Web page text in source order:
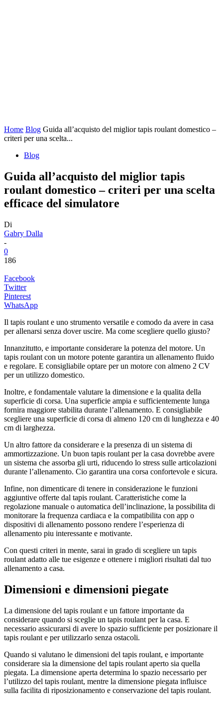
Home Blog Guida all’acquisto del miglior tapis roulant domestico –
criteri per una scelta...
Blog
Guida all’acquisto del miglior tapis
roulant domestico – criteri per una scelta
efficace del simulatore
Di
Gabry Dalla
-
0
186
Facebook
Twitter
Pinterest
WhatsApp
Il tapis roulant e uno strumento versatile e comodo da avere in casa
per allenarsi senza dover uscire. Ma come scegliere quello giusto?
Innanzitutto, e importante considerare la potenza del motore. Un
tapis roulant con un motore potente garantira un allenamento fluido
e regolare. E consigliabile optare per un motore con almeno 2 CV
per un utilizzo domestico.
Inoltre, e fondamentale valutare la dimensione e la qualita della
superficie di corsa. Una superficie ampia e sufficientemente lunga
fornira maggiore stabilita durante l’allenamento. E consigliabile
scegliere una superficie di corsa di almeno 120 cm di lunghezza e 40
cm di larghezza.
Un altro fattore da considerare e la presenza di un sistema di
ammortizzazione. Un buon tapis roulant per la casa dovrebbe avere
un sistema che assorba gli urti, riducendo lo stress sulle articolazioni
durante l’allenamento. Cio garantira una corsa confortevole e sicura.
Infine, non dimenticare di tenere in considerazione le funzioni
aggiuntive offerte dal tapis roulant. Caratteristiche come la
regolazione manuale o automatica dell’inclinazione, la possibilita di
monitorare la frequenza cardiaca e la compatibilita con app o
dispositivi di allenamento possono rendere l’esperienza di
allenamento piu interessante e motivante.
Con questi criteri in mente, sarai in grado di scegliere un tapis
roulant adatto alle tue esigenze e ottenere i migliori risultati dal tuo
allenamento a casa.
Dimensioni e dimensioni piegate
La dimensione del tapis roulant e un fattore importante da
considerare quando si sceglie un tapis roulant per la casa. E
necessario assicurarsi di avere lo spazio sufficiente per posizionare il
tapis roulant e per utilizzarlo senza ostacoli.
Quando si valutano le dimensioni del tapis roulant, e importante
considerare sia la dimensione del tapis roulant aperto sia quella
piegata. La dimensione aperta determina lo spazio necessario per
l’utilizzo del tapis roulant, mentre la dimensione piegata influisce
sulla facilita di riposizionamento e conservazione del tapis roulant.